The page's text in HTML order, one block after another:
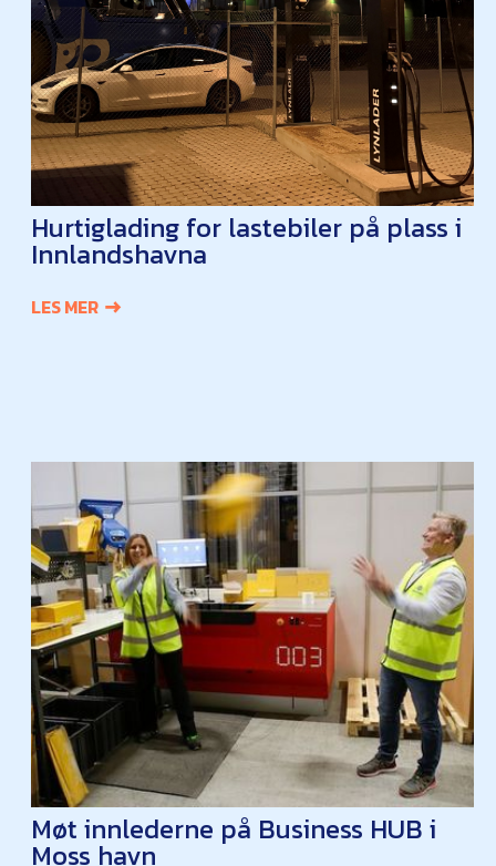
Hurtiglading for lastebiler på plass i
Innlandshavna
LES MER
Møt innlederne på Business HUB i
Moss havn